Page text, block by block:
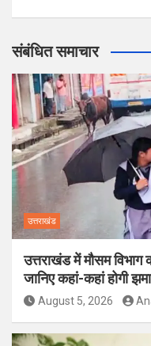
संबंधित समाचार
उत्तराखंड
उत्तराखंड में मौसम
जानिए कहां-कहां होगी
August 5, 2026